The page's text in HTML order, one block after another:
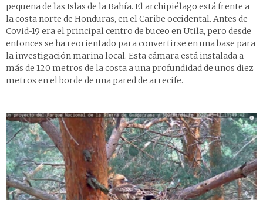
pequeña de las Islas de la Bahía. El archipiélago está frente a
la costa norte de Honduras, en el Caribe occidental. Antes de
Covid-19 era el principal centro de buceo en Utila, pero desde
entonces se ha reorientado para convertirse en una base para
la investigación marina local. Esta cámara está instalada a
más de 120 metros de la costa a una profundidad de unos diez
metros en el borde de una pared de arrecife.